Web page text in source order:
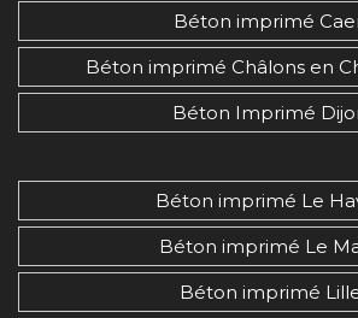
Béton imprimé
Béton imprimé Châlons en
Béton Imprimé
Béton imprimé Le
Béton imprimé Le
Béton imprimé